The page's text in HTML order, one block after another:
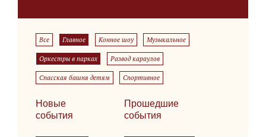
Все Главное Конное шоу Музыкальное
Оркестры в парках Развод караулов
Спасская башня детям Спортивное
Новые
события
Прошедшие
события